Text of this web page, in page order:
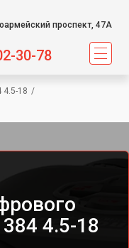
проспект, 47А
30-78
4.5-18 /
4.5-18